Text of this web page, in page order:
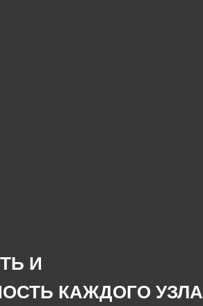
И
КАЖДОГО УЗЛА